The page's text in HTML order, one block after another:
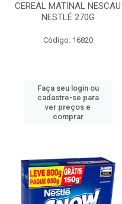
CEREAL MATINAL NESCAU
NESTLÉ 270G
Código: 16820
Faça seu login ou
cadastre-se para
ver preços e
comprar